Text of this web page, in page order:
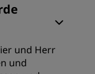
und Herr
und